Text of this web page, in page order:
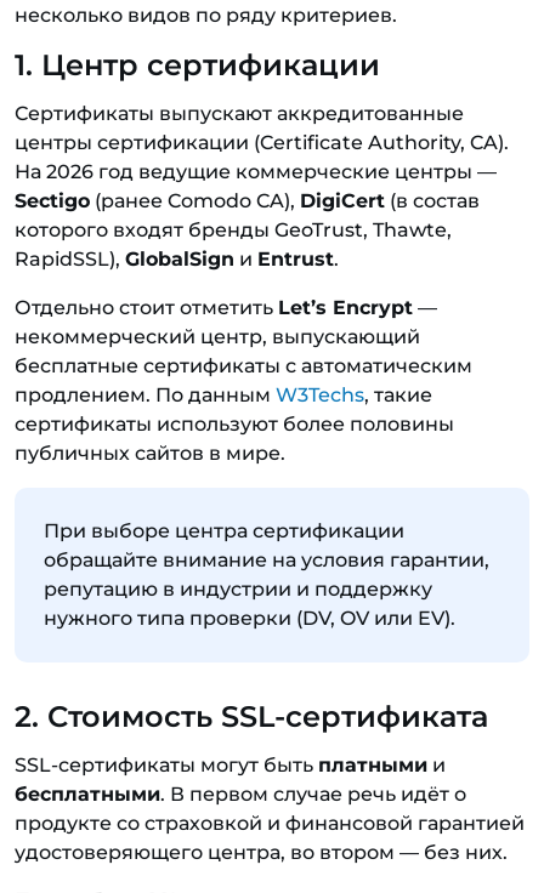
несколько видов по ряду критериев.
1. Центр сертификации
Сертификаты выпускают аккредитованные
центры сертификации (Certificate Authority, CA).
На 2026 год ведущие коммерческие центры —
Sectigo (ранее Comodo CA), DigiCert (в состав
которого входят бренды GeoTrust, Thawte,
RapidSSL), GlobalSign и Entrust.
Отдельно стоит отметить Let’s Encrypt —
некоммерческий центр, выпускающий
бесплатные сертификаты с автоматическим
продлением. По данным W3Techs, такие
сертификаты используют более половины
публичных сайтов в мире.
При выборе центра сертификации
обращайте внимание на условия гарантии,
репутацию в индустрии и поддержку
нужного типа проверки (DV, OV или EV).
2. Стоимость SSL-сертификата
SSL-сертификаты могут быть платными и
бесплатными. В первом случае речь идёт о
продукте со страховкой и финансовой гарантией
удостоверяющего центра, во втором — без них.